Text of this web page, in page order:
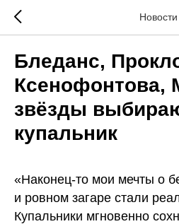
Новости
Бледанс,
Ксенофонтова,
звёзды
купальник
«Наконец-то мои мечты о
и ровном загаре стали
Купальники мгновенно